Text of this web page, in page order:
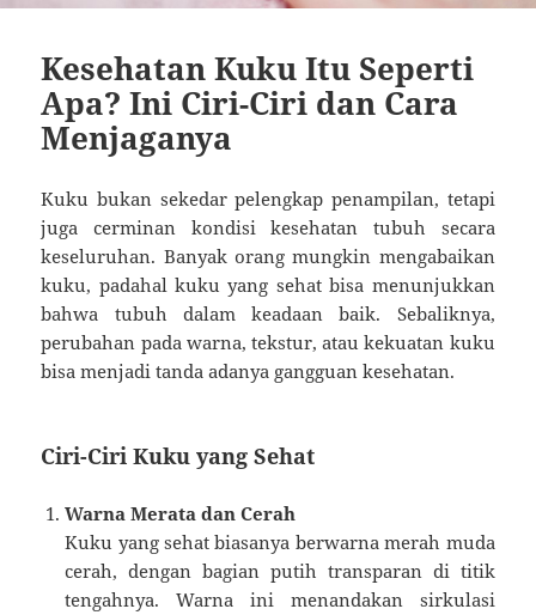
Kesehatan Kuku Itu Seperti
Apa? Ini Ciri-Ciri dan Cara
Menjaganya
Kuku bukan sekedar pelengkap penampilan, tetapi
juga cerminan kondisi kesehatan tubuh secara
keseluruhan. Banyak orang mungkin mengabaikan
kuku, padahal kuku yang sehat bisa menunjukkan
bahwa tubuh dalam keadaan baik. Sebaliknya,
perubahan pada warna, tekstur, atau kekuatan kuku
bisa menjadi tanda adanya gangguan kesehatan.
Ciri-Ciri Kuku yang Sehat
Warna Merata dan Cerah
Kuku yang sehat biasanya berwarna merah muda
cerah, dengan bagian putih transparan di titik
tengahnya. Warna ini menandakan sirkulasi